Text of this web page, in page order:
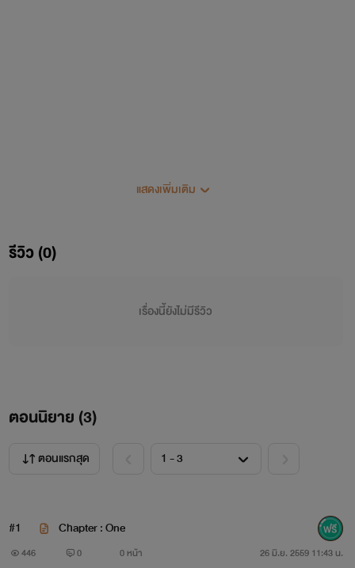
ฉากเริ่มต้นของความเจ็บปวด เด็กน้อยผู้ไม่รู้ชะตากรรม ก็
โคร่งตัวใหญ่ มันไม่มีหนทางกลับ มีแค่ความหวาดกลัว และความ
แสดงเพิ่มเติม
รีวิว (0)
เรื่องนี้ยังไม่มีรีวิว
ตอนนิยาย (3)
ตอนแรกสุด
#1 Chapter : One
446 0 0 หน้า 26 มิ.ย. 2559 11:43 น.